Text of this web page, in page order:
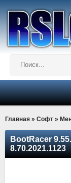
Главная » Софт »
BootRacer
8.70.2021.1123